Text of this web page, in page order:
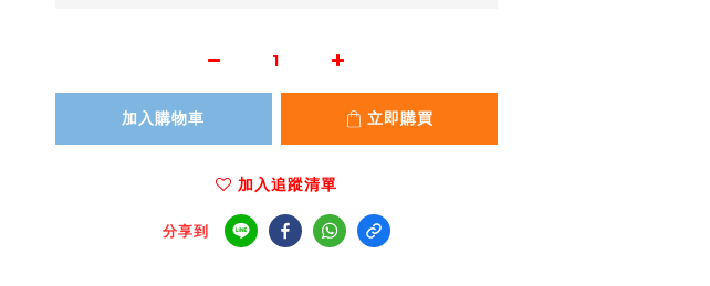
加入購物車 立即購買
加入追蹤清單
分享到